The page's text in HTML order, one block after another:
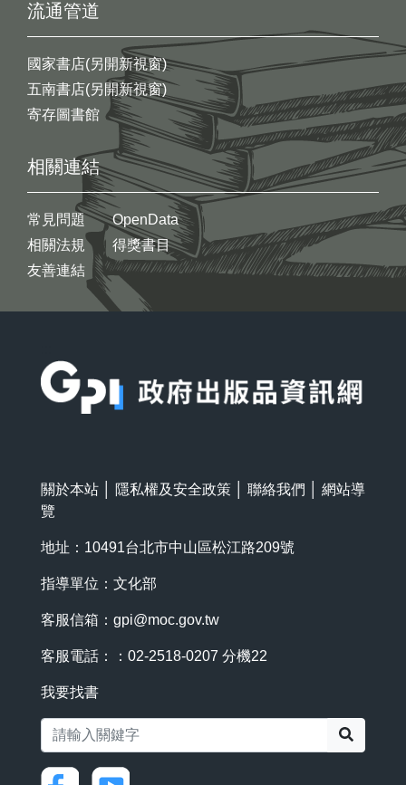
流通管道
國家書店(另開新視窗)
五南書店(另開新視窗)
寄存圖書館
相關連結
常見問題
相關法規
友善連結
OpenData
得獎書目
關於本站 隱私權及安全政策 聯絡我們
網站導
覽
地址：10491台北市中山區松江路209號
指導單位：文化部
客服信箱： gpi@moc.gov.tw
客服電話：：02-2518-0207 分機22
我要找書